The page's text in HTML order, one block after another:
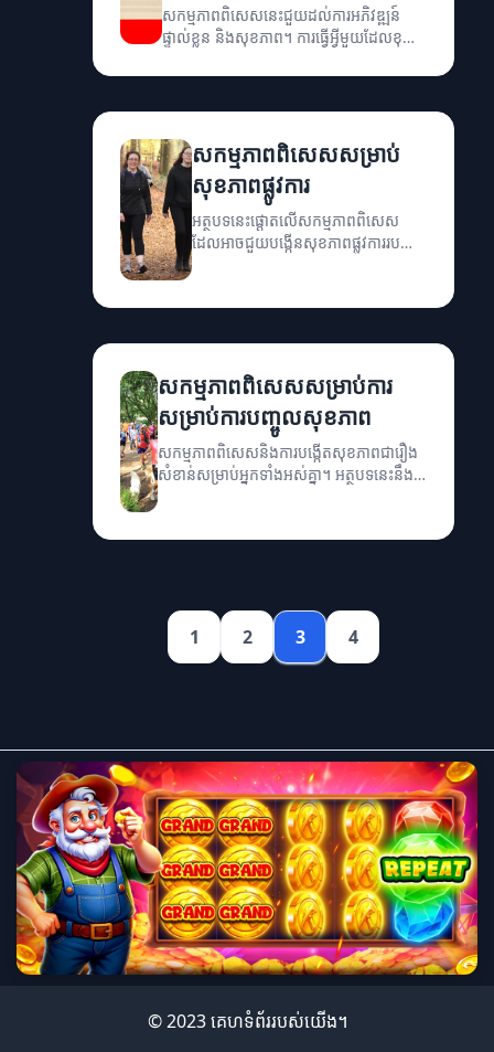
សកម្មភាពពិសេសនេះជួយដល់ការអភិវឌ្ឍន៍
ផ្ទាល់ខ្លួន និងសុខភាព។ ការធ្វើអ្វីមួយដែលខុសពី
នៃសមត្ថភាព និងការងារ។
សកម្មភាពពិសេសសម្រាប់
សុខភាពផ្លូវការ
អត្ថបទនេះផ្តោតលើសកម្មភាពពិសេស
ដែលអាចជួយបង្កើនសុខភាពផ្លូវការរបស់
សកម្មភាពពិសេសសម្រាប់ការ
សម្រាប់ការបញ្ចូលសុខភាព
សកម្មភាពពិសេសនិងការបង្កើតសុខភាពជារឿង
សំខាន់សម្រាប់អ្នកទាំងអស់គ្នា។ អត្ថបទនេះនឹង
1 2 3 4
© 2023 គេហទំព័រ​របស់យើង។